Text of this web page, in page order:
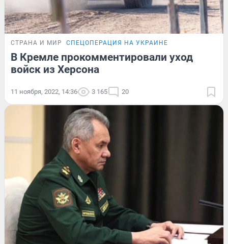
СТРАНА И МИР СПЕЦОПЕРАЦИЯ НА УКРАИНЕ
В Кремле прокомментировали уход
войск из Херсона
11 ноября, 2022, 14:36 3 165 20